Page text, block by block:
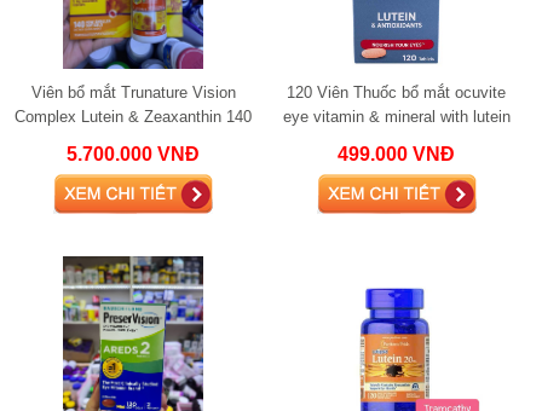
Viên bổ mắt Trunature Vision
Complex Lutein & Zeaxanthin 140
5.700.000 VNĐ
120 Viên Thuốc bổ mắt ocuvite
eye vitamin & mineral with lutein
499.000 VNĐ